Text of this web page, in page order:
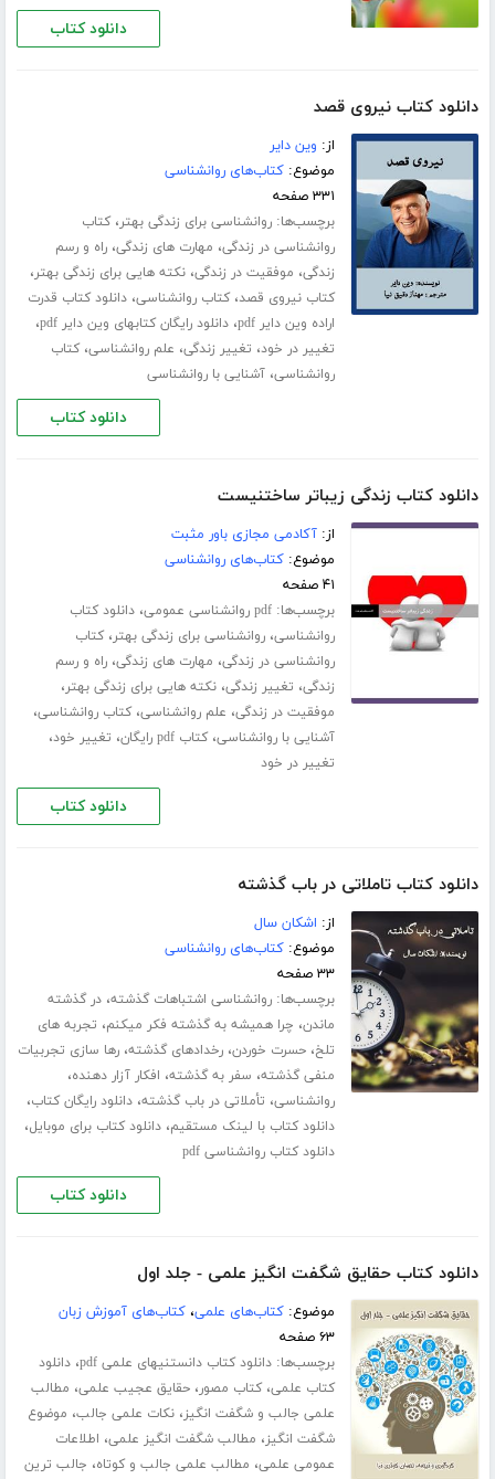
دانلود کتاب
دانلود کتاب نیروی قصد
از: وین دایر
موضوع:کتاب‌های روانشناسی
۳۳۱ صفحه
برچسب‌ها:روانشناسی برای زندگی بهتر،کتاب
روانشناسی در زندگی، مهارت های زندگی،راه و رسم
زندگی، موفقیت در زندگی،نکته هایی برای زندگی بهتر،
کتاب نیروی قصد،کتاب روانشناسی،دانلود کتاب قدرت
اراده وین دایر pdf
،دانلود رایگان کتابهای وین دایر pdf ،
تغییر در خود، تغییر زندگی، علم روانشناسی،کتاب
روانشناسی،آشنایی با روانشناسی
دانلود کتاب
دانلود کتاب زندگی زیباتر ساختنیست
از:آکادمی مجازی باور مثبت
موضوع:کتاب‌های روانشناسی
۴۱ صفحه
برچسب‌ها:pdf روانشناسی عمومی ،دانلود کتاب
روانشناسی،روانشناسی برای زندگی بهتر،کتاب
روانشناسی در زندگی، مهارت های زندگی،راه و رسم
زندگی، تغییر زندگی،نکته هایی برای زندگی بهتر،
موفقیت در زندگی، علم روانشناسی،کتاب روانشناسی،
آشنایی با روانشناسی،کتاب pdf رایگان ، تغییر خود،
تغییر در خود
دانلود کتاب
دانلود کتاب تاملاتی در باب گذشته
از: اشکان سال
موضوع:کتاب‌های روانشناسی
۳۳ صفحه
برچسب‌ها:روانشناسی اشتباهات گذشته،در گذشته
ماندن، چرا همیشه به گذشته فکر میکنم، تجربه های
تلخ،حسرت خوردن،رخدادهای گذشته،رها سازی تجربیات
منفی گذشته، سفر به گذشته، افکار آزار دهنده،
روانشناسی، تأملاتی در باب گذشته،دانلود رایگان کتاب،
دانلود کتاب با لینک مستقیم،دانلود کتاب برای موبایل،
دانلود کتاب روانشناسی pdf
دانلود کتاب
دانلود کتاب حقایق شگفت انگیز علمی - جلد اول
موضوع:کتاب‌های علمی،کتاب‌های آموزش زبان
۶۳ صفحه
برچسب‌ها:دانلود کتاب دانستنیهای علمی pdf ،دانلود
کتاب علمی،کتاب مصور،حقایق عجیب علمی، مطالب
علمی جالب و شگفت انگیز،نکات علمی جالب، موضوع
شگفت انگیز، مطالب شگفت انگیز علمی، اطلاعات
عمومی علمی، مطالب علمی جالب و کوتاه، جالب ترین